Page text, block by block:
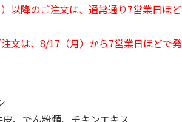
以降のご注文は、通常通り7営業日ほど
文は、8/17（月）から7営業日ほどで発
、でん粉類、チキンエキス